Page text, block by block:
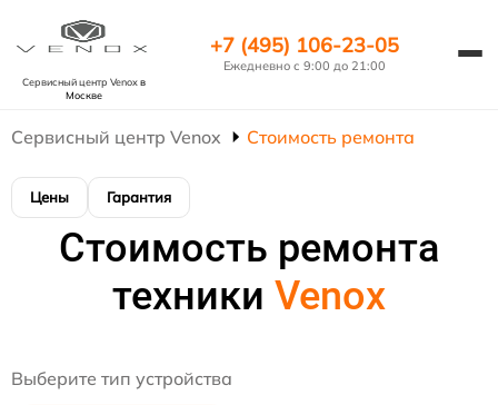
Сервисный центр Venoxв
Москве
+7 (495) 106-23-05
Ежедневно с 9:00 до 21:00
Сервисный центр Venox Стоимость ремонта
Цены Гарантия
Стоимость ремонта
техники Venox
Выберите тип устройства